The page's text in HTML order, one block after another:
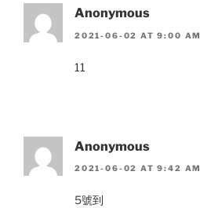
Anonymous
2021-06-02 AT 9:00 AM
11
Anonymous
2021-06-02 AT 9:42 AM
5號到